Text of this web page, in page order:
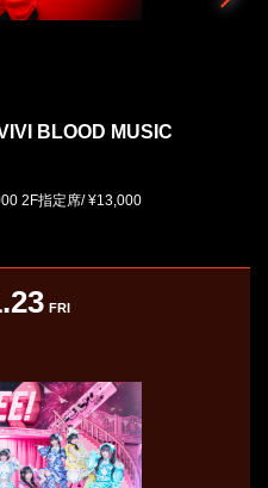
BLOOD MUSIC
2F指定席/ ¥13,000
FRI